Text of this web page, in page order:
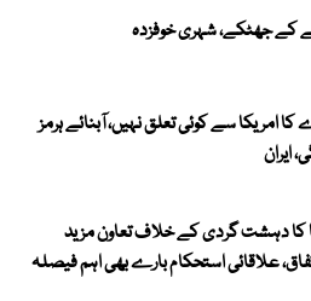
کے جھٹکے، شہری خوفزدہ
امریکا سے کوئی تعلق نہیں، آبنائے ہرمز
ایران
کا دہشت گردی کے خلاف تعاون مزید
علاقائی استحکام بارے بھی اہم فیصلہ